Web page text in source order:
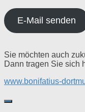
E-Mail senden
Sie möchten auch
Dann tragen Sie sich
www.bonifatius-